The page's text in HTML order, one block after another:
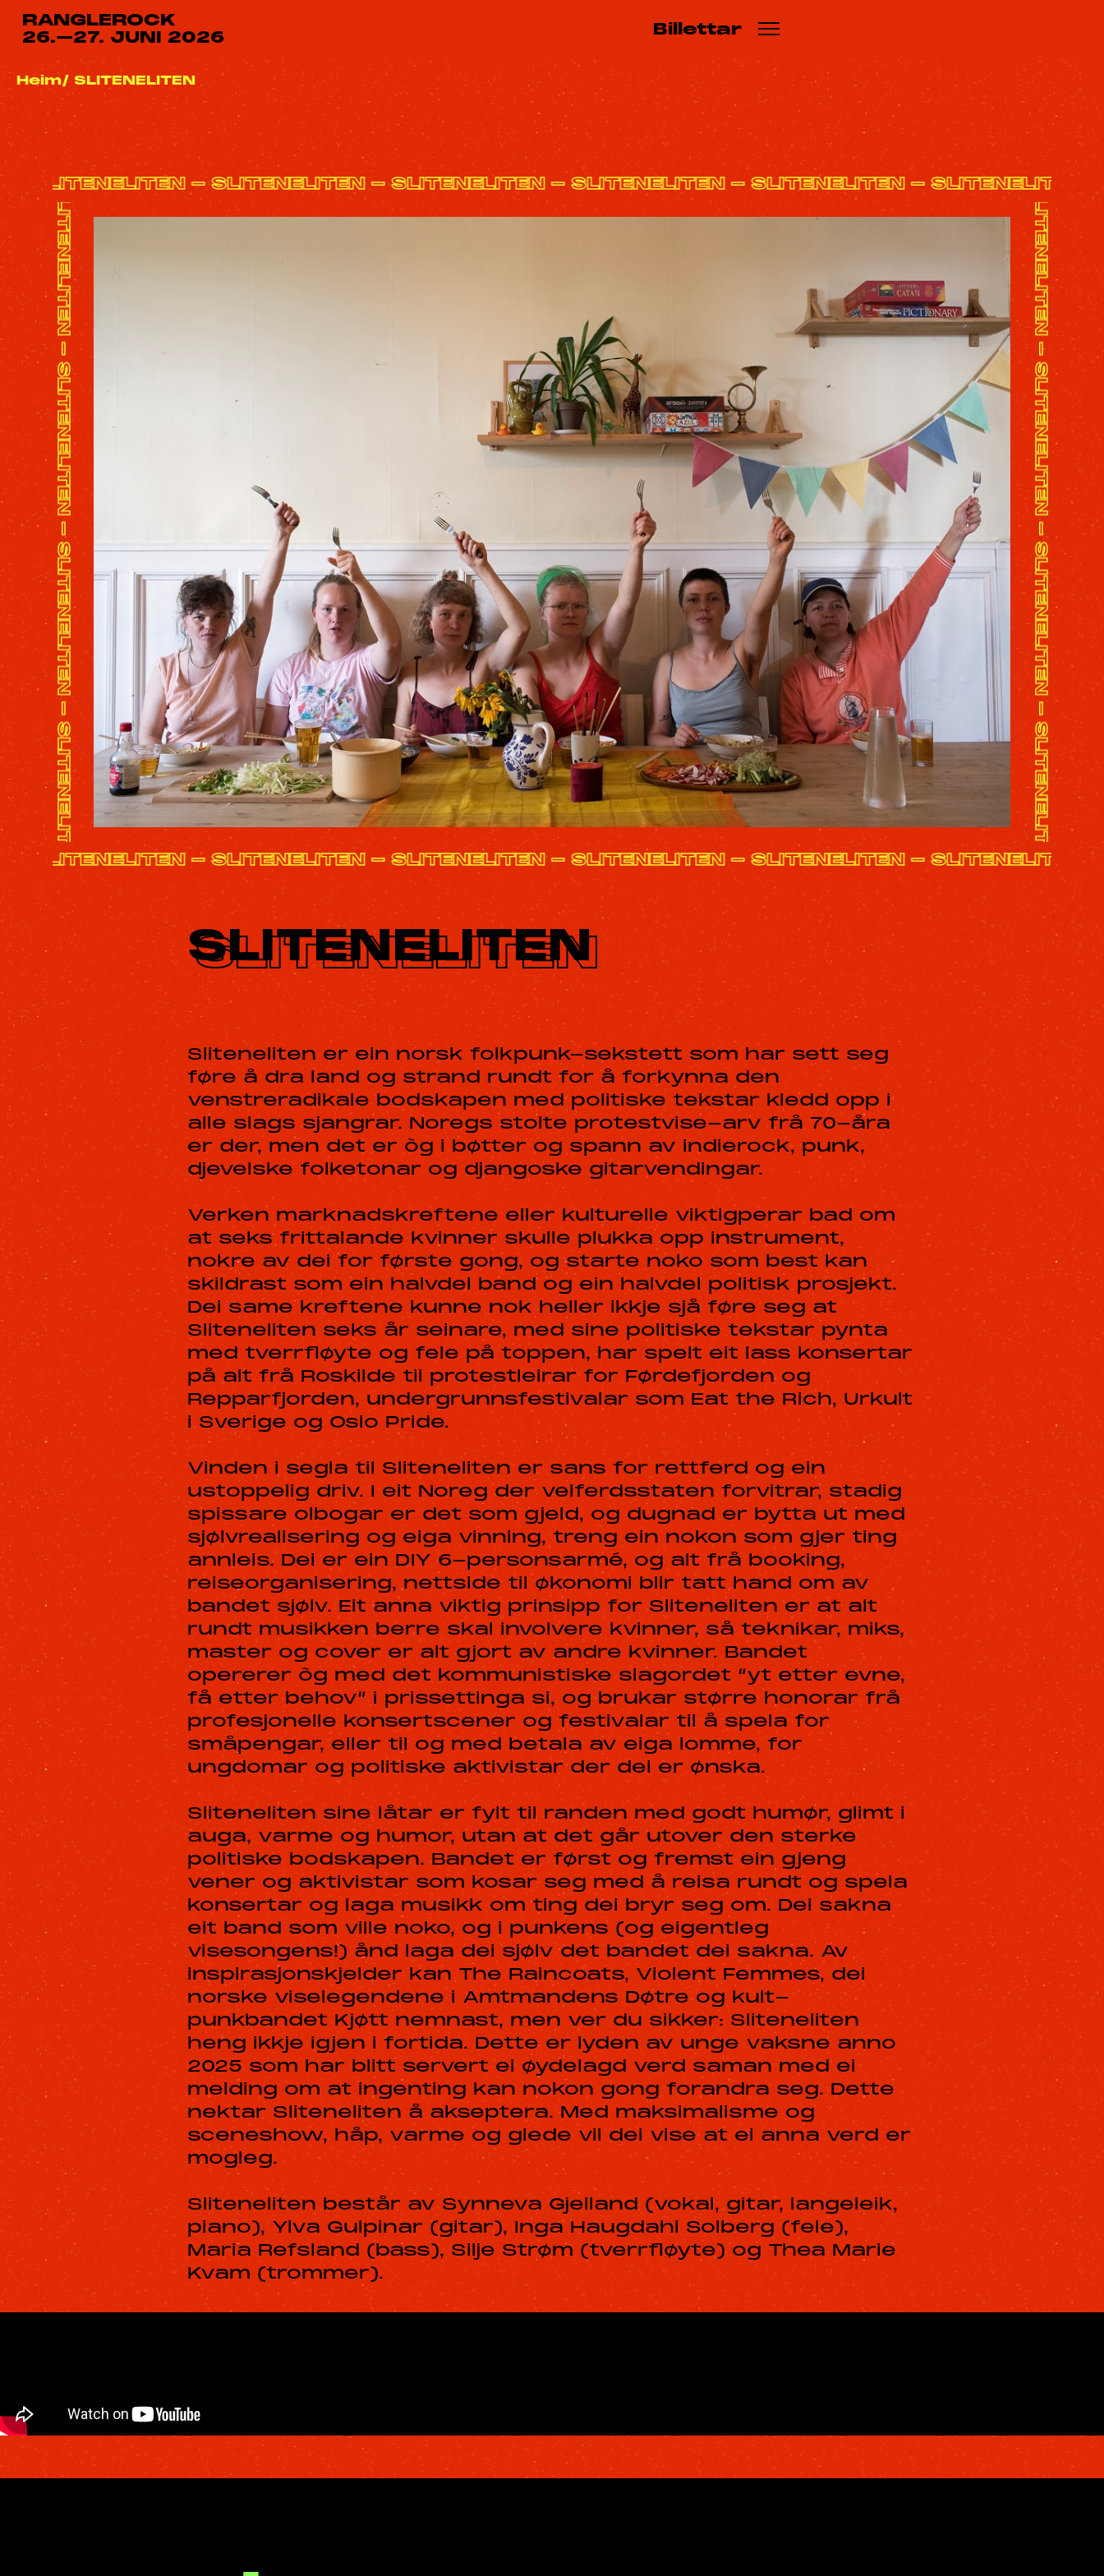
RANGLEROCK
26.–27. JUNI 2026
Billettar
Heim SLITENELITEN
- SLITENELITEN - SLITENELITEN - SLITENELITEN - SLITENELITEN - SLITENELITEN -
SLITENELITEN - SLITENELITEN - SLITENELITEN - SLITENELITEN - SLITENELITEN - SLITENELITEN - SLITENELITEN - SLITENELITEN - SLITENELITEN - SLITENELITEN - SLITENELITEN - SLITENELITEN - SLITENELITEN - SLITENELITEN - SLITENELITEN - SLITENELITEN - SLITENELITEN - SLITENELITEN - SLITENELITEN - SLITENELITEN -
- SLITENELITEN - SLITENELITEN - SLITENELITEN - SLITENELITEN - SLITENELITEN -
SLITENELITEN
Sliteneliten er ein norsk folkpunk-sekstett som har sett seg
føre å dra land og strand rundt for å forkynna den
venstreradikale bodskapen med politiske tekstar kledd opp i
alle slags sjangrar. Noregs stolte protestvise-arv frå 70-åra
er der, men det er òg i bøtter og spann av indierock, punk,
djevelske folketonar og djangoske gitarvendingar.
Verken marknadskreftene eller kulturelle viktigperar bad om
at seks frittalande kvinner skulle plukka opp instrument,
nokre av dei for første gong, og starte noko som best kan
skildrast som ein halvdel band og ein halvdel politisk prosjekt.
Dei same kreftene kunne nok heller ikkje sjå føre seg at
Sliteneliten seks år seinare, med sine politiske tekstar pynta
med tverrfløyte og fele på toppen, har spelt eit lass konsertar
på alt frå Roskilde til protestleirar for Førdefjorden og
Repparfjorden, undergrunnsfestivalar som Eat the Rich, Urkult
i Sverige og Oslo Pride.
Vinden i segla til Sliteneliten er sans for rettferd og ein
ustoppelig driv. I eit Noreg der velferdsstaten forvitrar, stadig
spissare olbogar er det som gjeld, og dugnad er bytta ut med
sjølvrealisering og eiga vinning, treng ein nokon som gjer ting
annleis. Dei er ein DIY 6-personsarmé, og alt frå booking,
reiseorganisering, nettside til økonomi blir tatt hand om av
bandet sjølv. Eit anna viktig prinsipp for Sliteneliten er at alt
rundt musikken berre skal involvere kvinner, så teknikar, miks,
master og cover er alt gjort av andre kvinner. Bandet
opererer òg med det kommunistiske slagordet “yt etter evne,
få etter behov” i prissettinga si, og brukar større honorar frå
profesjonelle konsertscener og festivalar til å spela for
småpengar, eller til og med betala av eiga lomme, for
ungdomar og politiske aktivistar der dei er ønska.
Sliteneliten sine låtar er fylt til randen med godt humør, glimt i
auga, varme og humor, utan at det går utover den sterke
politiske bodskapen. Bandet er først og fremst ein gjeng
vener og aktivistar som kosar seg med å reisa rundt og spela
konsertar og laga musikk om ting dei bryr seg om. Dei sakna
eit band som ville noko, og i punkens (og eigentleg
visesongens!) ånd laga dei sjølv det bandet dei sakna. Av
inspirasjonskjelder kan The Raincoats, Violent Femmes, dei
norske viselegendene i Amtmandens Døtre og kult-
punkbandet Kjøtt nemnast, men ver du sikker: Sliteneliten
heng ikkje igjen i fortida. Dette er lyden av unge vaksne anno
2025 som har blitt servert ei øydelagd verd saman med ei
melding om at ingenting kan nokon gong forandra seg. Dette
nektar Sliteneliten å akseptera. Med maksimalisme og
sceneshow, håp, varme og glede vil dei vise at ei anna verd er
mogleg.
Sliteneliten består av Synneva Gjelland (vokal, gitar, langeleik,
piano), Ylva Gulpinar (gitar), Inga Haugdahl Solberg (fele),
Maria Refsland (bass), Silje Strøm (tverrfløyte) og Thea Marie
Kvam (trommer).